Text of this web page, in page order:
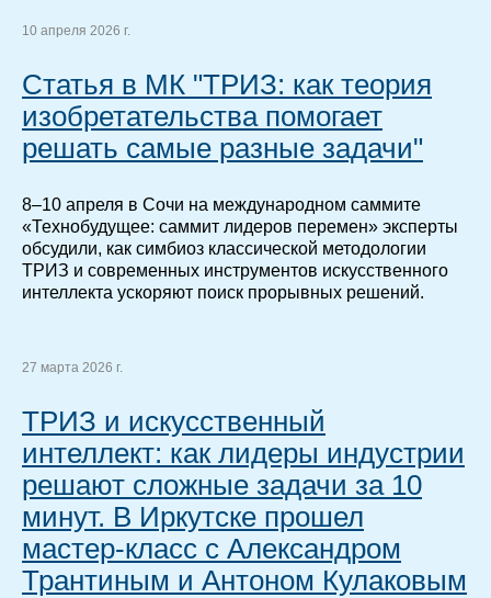
10 апреля 2026 г.
Статья в МК "ТРИЗ: как теория
изобретательства помогает
решать самые разные задачи"
8–10 апреля в Сочи на международном саммите
«Технобудущее: саммит лидеров перемен» эксперты
обсудили, как симбиоз классической методологии
ТРИЗ и современных инструментов искусственного
интеллекта ускоряют поиск прорывных решений.
27 марта 2026 г.
ТРИЗ и искусственный
интеллект: как лидеры индустрии
решают сложные задачи за 10
минут. В Иркутске прошел
мастер-класс с Александром
Трантиным и Антоном Кулаковым